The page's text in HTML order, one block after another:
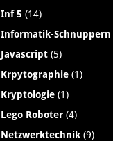
Inf 5 (14)
Informatik-Schnuppern
Javascript(5)
Krpytographie(1)
Kryptologie(1)
Lego Roboter(4)
Netzwerktechnik(9)